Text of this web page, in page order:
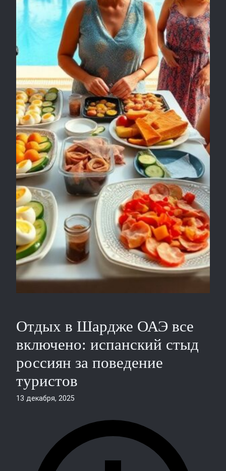
Отдых в Шардже ОАЭ все
включено: испанский стыд
россиян за поведение
туристов
13 декабря, 2025